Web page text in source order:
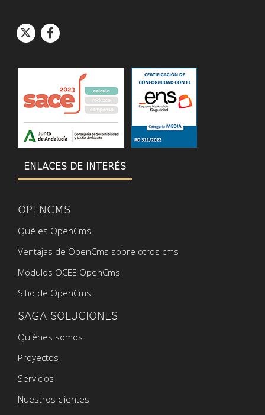
Icono de
Icono de Twitter
Icono de
Icono de Facebook
ENLACES DE INTERÉS
OPENCMS
Qué es OpenCms
Ventajas de OpenCms sobre otros cms
Módulos OCEE OpenCms
Sitio de OpenCms
SAGA SOLUCIONES
Quiénes somos
Proyectos
Servicios
Nuestros clientes